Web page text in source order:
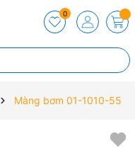
0
Màng bơm 01-1010-55